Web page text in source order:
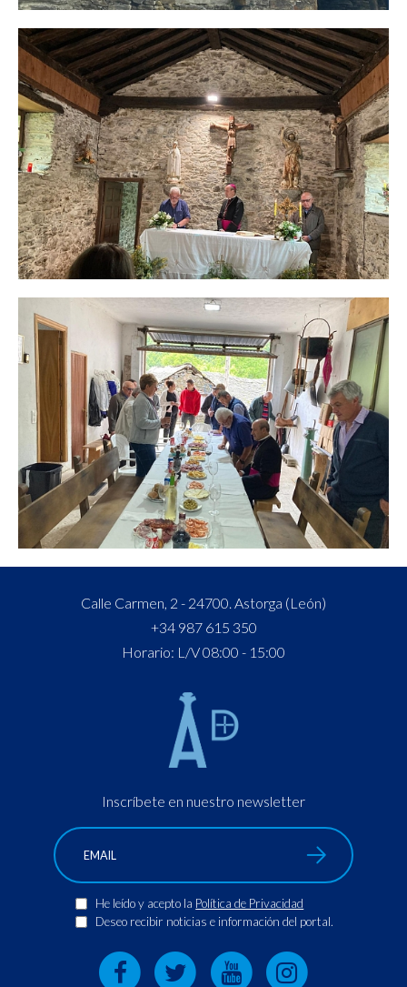
Calle Carmen, 2 - 24700. Astorga (León)
+34 987 615 350
Horario: L/V 08:00 - 15:00
Inscríbete en nuestro newsletter
He leído y acepto la Política de Privacidad
Deseo recibir noticias e información del portal.